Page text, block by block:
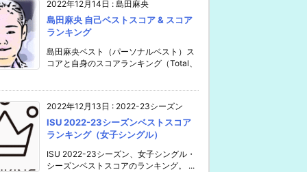
2022年12月14日 : 島田麻央
島田麻央 自己ベストスコア & スコア
ランキング
島田麻央ベスト（パーソナルベスト）ス
コアと自身のスコアランキング（Total、
2022年12月13日 : 2022-23シーズン
ISU 2022-23シーズンベストスコア
ランキング（女子シングル）
ISU 2022-23シーズン、女子シングル・
シーズンベストスコアのランキング。 ...